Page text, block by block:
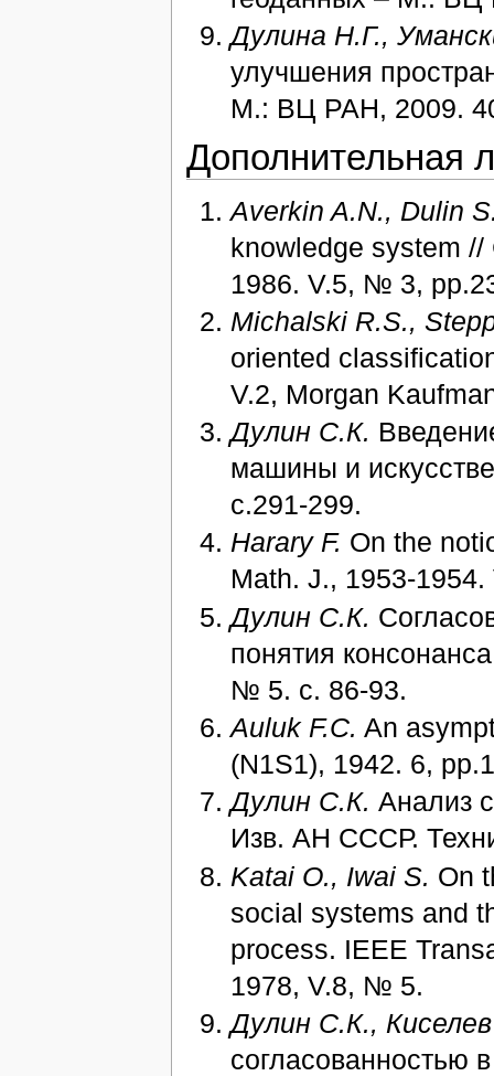
Дулина Н.Г.,
улучшения
М.: ВЦ РАН, 2009.
Дополнительная
Averkin A.N., Dulin
knowledge system
1986. V.5, № 3,
Michalski R.S.,
oriented
V.2, Morgan
Дулин С.К.
машины и
с.291-299.
Harary F. On the
Math. J., 1953-
Дулин С.К.
понятия
№ 5. с. 86-93.
Auluk F.C. An
(N1S1), 1942. 6,
Дулин С.К. Анализ
Изв. АН СССР.
Katai O., Iwai S. On
social systems and
process. IEEE
1978, V.8, № 5.
Дулин С.К.,
согласованностью